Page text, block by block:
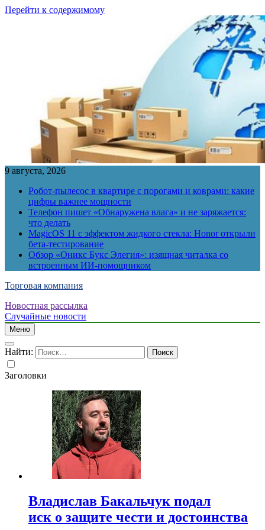
Перейти к содержимому
9 августа, 2026
Робот-пылесос в квартире с порогами и коврами: какие
цифры важнее мощности
Телефон пишет «Обнаружена влага» и не заряжается:
что делать
MagicOS 11 с эффектом жидкого стекла: Honor открыли
бета-тестирование
Обзор «Оникс Букс Элегия»: изящная читалка со
встроенным ИИ-помощником
Торговая компания
Новостная рассылка
Случайные новости
Меню
Найти:
Заголовки
Владислав Бакальчук подал
иск о защите чести и достоинства